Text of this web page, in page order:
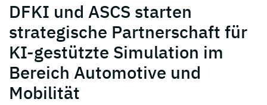
DFKI und ASCS starten
strategische Partnerschaft für
KI-gestützte Simulation im
Bereich Automotive und
Mobilität